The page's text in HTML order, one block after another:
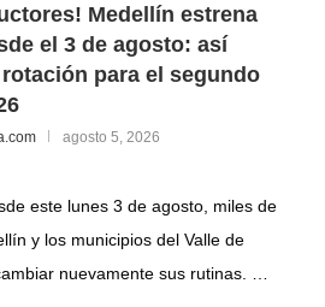
Medellín estrena
el 3 de agosto: así
para el segundo
agosto 5, 2026
este lunes 3 de agosto, miles de
y los municipios del Valle de
nuevamente sus rutinas. …